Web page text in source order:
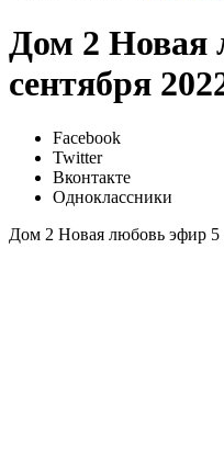
Дом 2 Новая
сентября
Facebook
Twitter
Вконтакте
Одноклассники
Дом 2 Новая любовь эфир 5